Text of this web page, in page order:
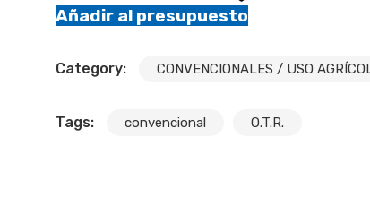
Añadir al presupuesto
Category: CONVENCIONALES / USO
Tags: convencional O.T.R.